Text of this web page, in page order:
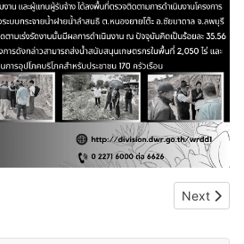
ภาคม 69 ดร.ประยุทธ์ ไกรปราบ ผู้อำนวย
Next
Next